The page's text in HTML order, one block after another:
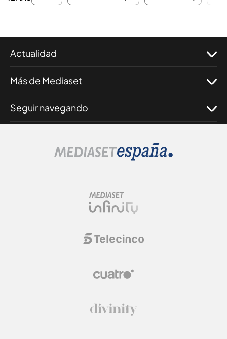
Actualidad
Más de Mediaset
Seguir navegando